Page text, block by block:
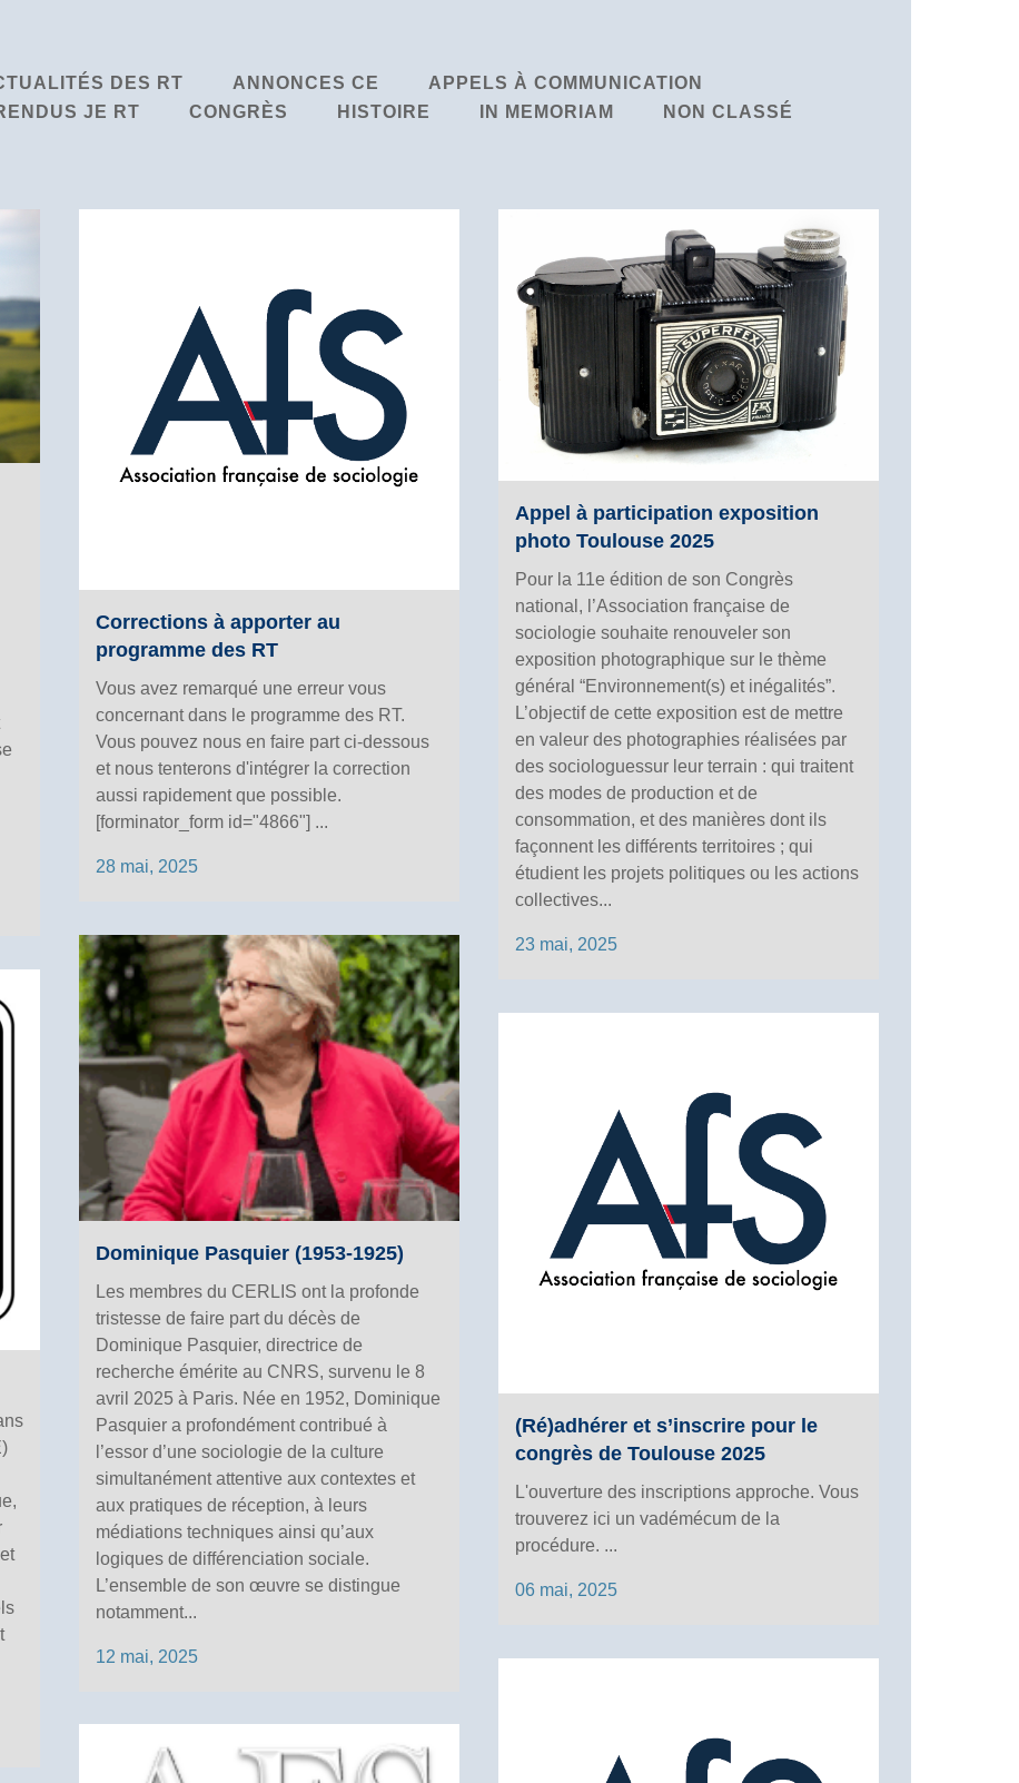
DES RT ANNONCES CE
APPELS À COMMUNICATION
JE RT CONGRÈS HISTOIRE IN MEMORIAM
NON CLASSÉ
Corrections à apporter au
programme des RT
Vous avez remarqué une erreur vous
concernant dans le programme des RT.
Vous pouvez nous en faire part ci-dessous
et nous tenterons d'intégrer la correction
aussi rapidement que possible.
[forminator_form id="4866"] ...
28 mai, 2025
Appel à participation exposition
photo Toulouse 2025
Pour la 11e édition de son Congrès
national, l’Association française de
sociologie souhaite renouveler son
exposition photographique sur le thème
général “Environnement(s) et inégalités”.
L’objectif de cette exposition est de mettre
en valeur des photographies réalisées par
des sociologuessur leur terrain : qui traitent
des modes de production et de
consommation, et des manières dont ils
façonnent les différents territoires ; qui
étudient les projets politiques ou les actions
collectives...
23 mai, 2025
Dominique Pasquier (1953-1925)
Les membres du CERLIS ont la profonde
tristesse de faire part du décès de
Dominique Pasquier, directrice de
recherche émérite au CNRS, survenu le 8
avril 2025 à Paris. Née en 1952, Dominique
Pasquier a profondément contribué à
l’essor d’une sociologie de la culture
simultanément attentive aux contextes et
aux pratiques de réception, à leurs
médiations techniques ainsi qu’aux
logiques de différenciation sociale.
L’ensemble de son œuvre se distingue
notamment...
12 mai, 2025
(Ré)adhérer et s’inscrire pour le
congrès de Toulouse 2025
L'ouverture des inscriptions approche. Vous
trouverez ici un vadémécum de la
procédure. ...
06 mai, 2025